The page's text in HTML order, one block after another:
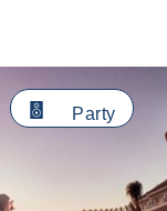
Party
